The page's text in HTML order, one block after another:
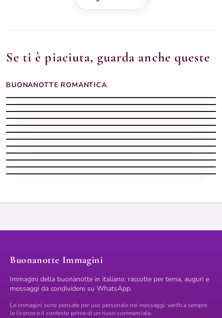
Se ti è piaciuta, guarda anche queste
BUONANOTTE ROMANTICA
Buonanotte romantica luminosa
Buonanotte pergamena
Frasi buonanotte che colpiscono il cuore cornice dorata
Frasi buonanotte che colpiscono il cuore finestra gocce
Immagini buonanotte romantiche
Immagini buonanotte romantiche
Immagini buonanotte romantiche
Frasi buonanotte che colpiscono il cuore orsetto peluche
Buona notte buonanotte e sogni d'oro sotto la pioggia insieme
Frasi buonanotte che colpiscono il cuore tra rose dorate e stelle
Buonanotte romantica morbida
Buonanotte Immagini
Immagini della buonanotte in italiano: raccolte per tema, auguri e
messaggi da condividere su WhatsApp.
Le immagini sono pensate per uso personale nei messaggi; verifica sempre
le licenze e il contesto prima di un riuso commerciale.